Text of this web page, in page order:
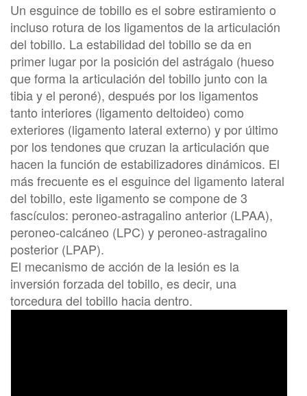
Un esguince de tobillo es el sobre estiramiento o
incluso rotura de los ligamentos de la articulación
del tobillo. La estabilidad del tobillo se da en
primer lugar por la posición del astrágalo (hueso
que forma la articulación del tobillo junto con la
tibia y el peroné), después por los ligamentos
tanto interiores (ligamento deltoideo) como
exteriores (ligamento lateral externo) y por último
por los tendones que cruzan la articulación que
hacen la función de estabilizadores dinámicos. El
más frecuente es el esguince del ligamento lateral
del tobillo, este ligamento se compone de 3
fascículos: peroneo-astragalino anterior (LPAA),
peroneo-calcáneo (LPC) y peroneo-astragalino
posterior (LPAP).
El mecanismo de acción de la lesión es la
inversión forzada del tobillo, es decir, una
torcedura del tobillo hacia dentro.